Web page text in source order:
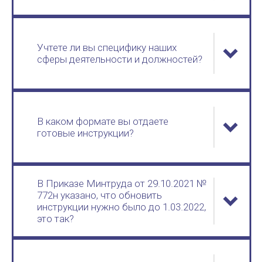
Учтете ли вы специфику наших
сферы деятельности и должностей?
В каком формате вы отдаете
готовые инструкции?
В Приказе Минтруда от 29.10.2021 №
772н указано, что обновить
инструкции нужно было до 1.03.2022,
это так?